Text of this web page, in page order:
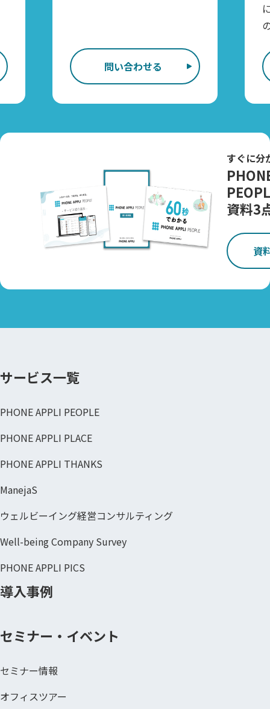
問い合わせる
すぐに分
資料3
資
サービス一覧
PHONE APPLI PEOPLE
PHONE APPLI PLACE
PHONE APPLI THANKS
ManejaS
ウェルビーイング経営コンサルティング
Well-being Company Survey
PHONE APPLI PICS
導入事例
セミナー・イベント
セミナー情報
オフィスツアー